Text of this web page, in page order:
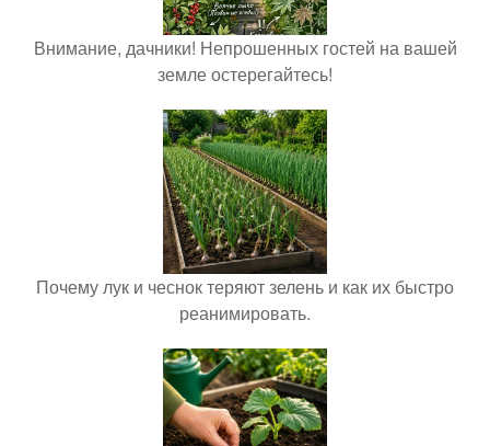
Внимание, дачники! Непрошенных гостей на вашей
земле остерегайтесь!
Почему лук и чеснок теряют зелень и как их быстро
реанимировать.